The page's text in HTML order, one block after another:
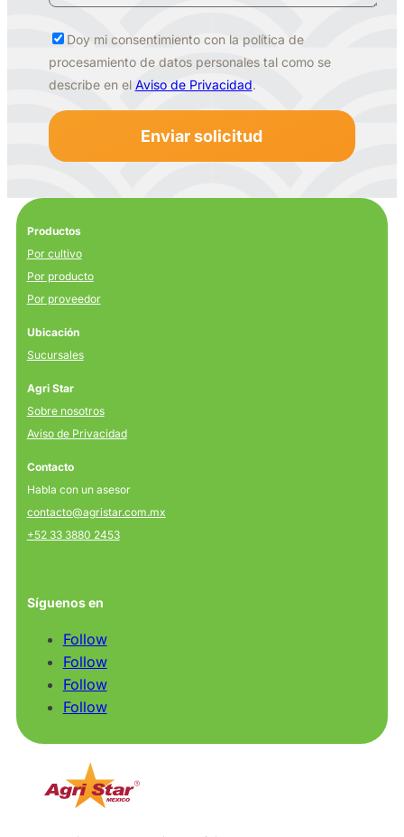
Doy mi consentimiento con la política de
procesamiento de datos personales tal como se
describe en el Aviso de Privacidad.
Productos
Por cultivo
Por producto
Por proveedor
Ubicación
Sucursales
Agri Star
Sobre nosotros
Aviso de Privacidad
Contacto
Habla con un asesor
contacto@agristar.com.mx
+52 33 3880 2453
Síguenos en
Follow
Follow
Follow
Follow